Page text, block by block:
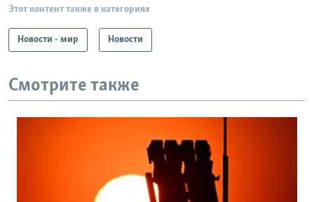
Этот контент также в категориях
Новости - мир Новости
Смотрите также